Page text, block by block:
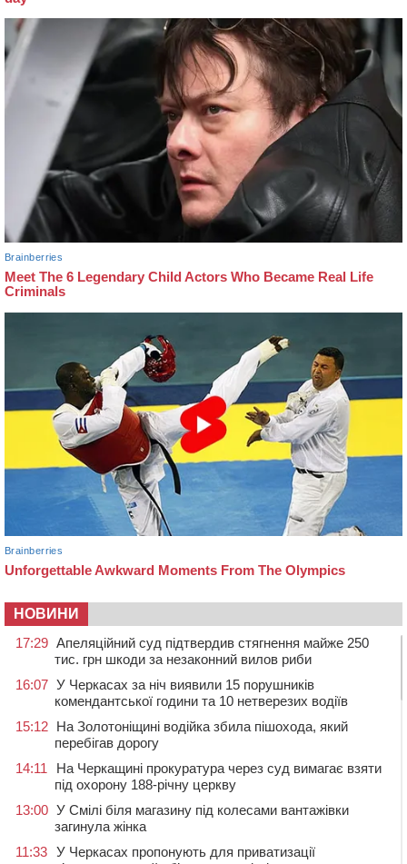
НОВИНИ
17:29 Апеляційний суд підтвердив стягнення майже 250
тис. грн шкоди за незаконний вилов риби
16:07 У Черкасах за ніч виявили 15 порушників
комендантської години та 10 нетверезих водіїв
15:12 На Золотоніщині водійка збила пішохода, який
перебігав дорогу
14:11
На Черкащині прокуратура через суд вимагає взяти
під охорону 188-річну церкву
13:00 У Смілі біля магазину під колесами вантажівки
загинула жінка
11:33 У Черкасах пропонують для приватизації